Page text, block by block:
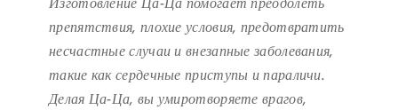
препятствия, плохие условия, предотвратить
несчастные случаи и внезапные заболевания,
такие как сердечные приступы и параличи.
Делая Ца-Ца, вы умиротворяете врагов,